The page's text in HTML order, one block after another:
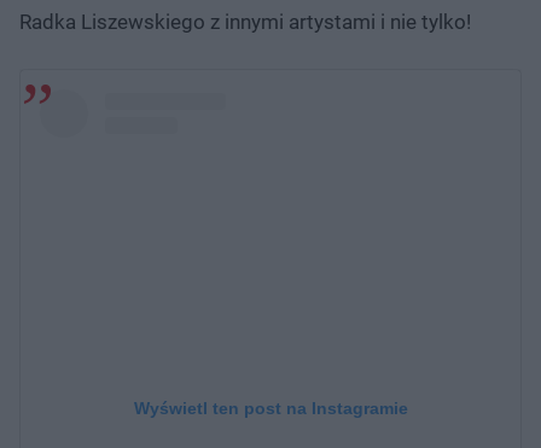
Radka Liszewskiego z innymi artystami i nie tylko!
Wyświetl ten post na Instagramie